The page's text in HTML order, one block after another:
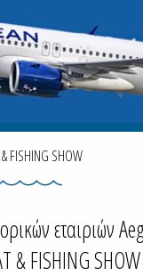
& FISHING SHOW
εταιριών
& FISHING